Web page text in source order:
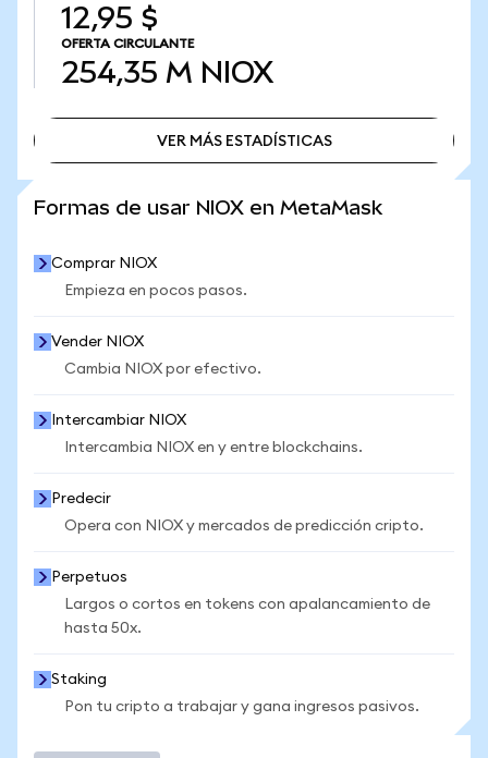
12,95 $
OFERTA CIRCULANTE
254,35 M NIOX
VER MÁS ESTADÍSTICAS
Formas de usar NIOX en MetaMask
Comprar NIOX
Empieza en pocos pasos.
Vender NIOX
Cambia NIOX por efectivo.
Intercambiar NIOX
Intercambia NIOX en y entre blockchains.
Predecir
Opera con NIOX y mercados de predicción cripto.
Perpetuos
Largos o cortos en tokens con apalancamiento de
hasta 50x.
Staking
Pon tu cripto a trabajar y gana ingresos pasivos.